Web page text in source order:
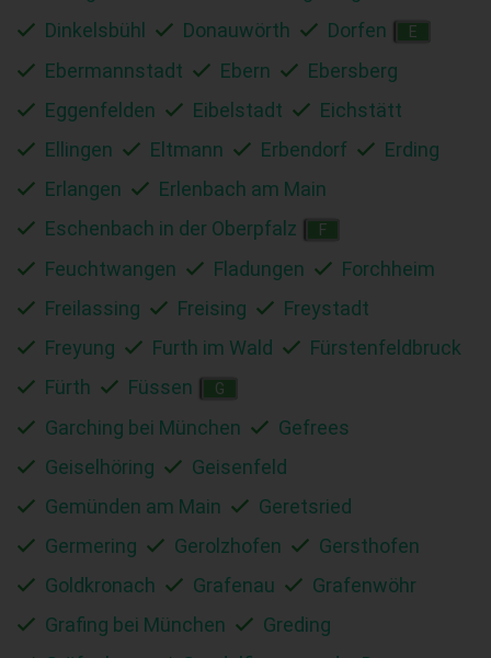
Dinkelsbühl
Donauwörth Dorfen E
Ebermannstadt Ebern
Ebersberg
Eggenfelden
Eibelstadt
Eichstätt
Ellingen
Eltmann Erbendorf
Erding
Erlangen
Erlenbach am Main
Eschenbach in der Oberpfalz
F
Feuchtwangen Fladungen
Forchheim
Freilassing
Freising
Freystadt
Freyung
Furth im Wald
Fürstenfeldbruck
Fürth
Füssen G
Garching bei München
Gefrees
Geiselhöring
Geisenfeld
Gemünden am Main
Geretsried
Germering
Gerolzhofen
Gersthofen
Goldkronach
Grafenau
Grafenwöhr
Grafing bei München
Greding